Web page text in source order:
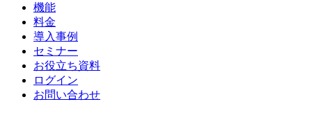
機能
料金
導入事例
セミナー
お役立ち資料
ログイン
お問い合わせ